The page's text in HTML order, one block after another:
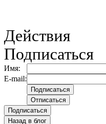
Действия
Подписаться
Имя:
E-mail:
Подписаться
Назад в блог